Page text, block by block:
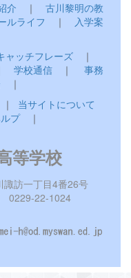
介 ｜ 古川黎明の教
ルライフ ｜ 入学案
ャッチフレーズ ｜
学校通信 ｜ 事務
｜
当サイトについて
プ｜
等学校
訪一丁目4番26号
22-1024